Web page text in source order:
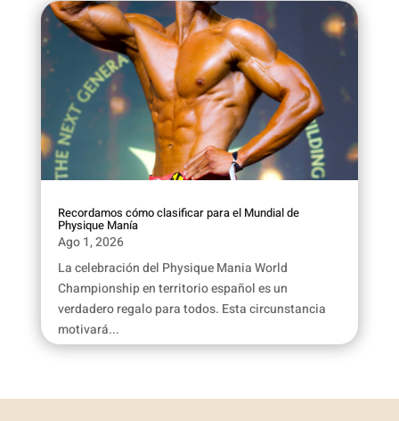
Recordamos cómo clasificar para el Mundial de
Physique Manía
Ago 1, 2026
La celebración del Physique Mania World
Championship en territorio español es un
verdadero regalo para todos. Esta circunstancia
motivará...